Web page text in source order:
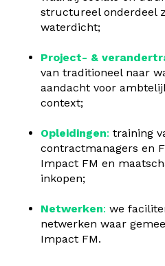
structureel onderdeel
waterdicht;
Project- &
van traditioneel naar
aandacht voor
context;
Opleidingen: training
contractmanagers en
Impact FM en
inkopen;
Netwerken: we
netwerken waar
Impact FM.